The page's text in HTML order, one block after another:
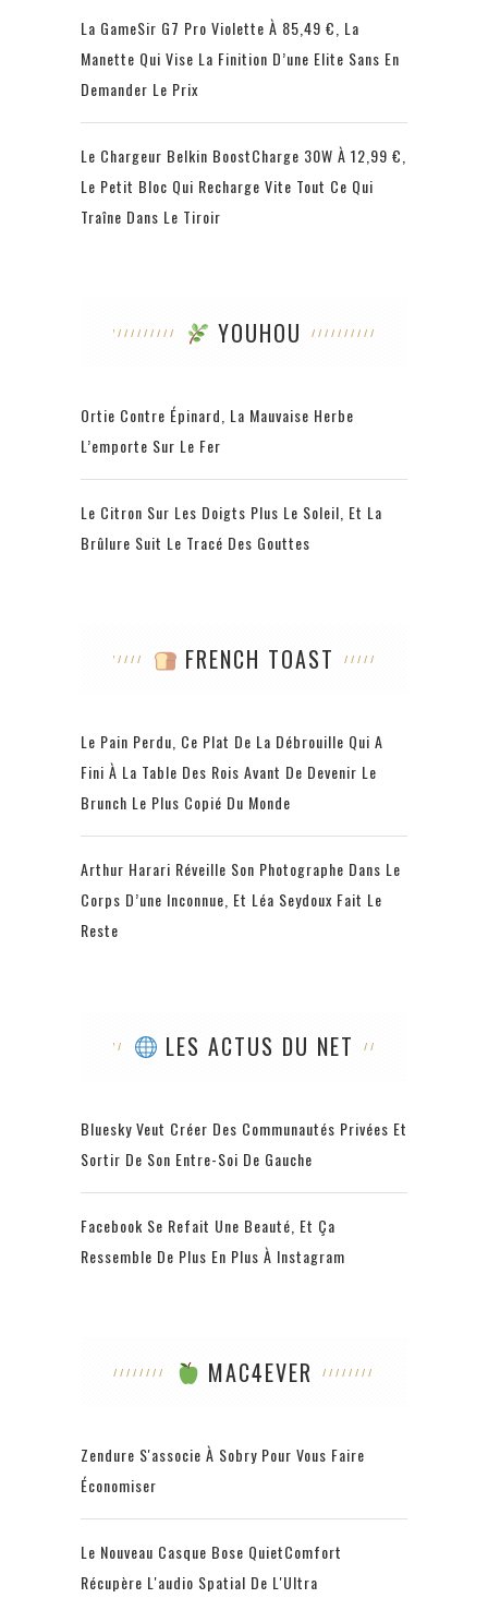
La GameSir G7 Pro Violette À 85,49 €, La
Manette Qui Vise La Finition D’une Elite Sans En
Demander Le Prix
Le Chargeur Belkin BoostCharge 30W À 12,99 €,
Le Petit Bloc Qui Recharge Vite Tout Ce Qui
Traîne Dans Le Tiroir
YOUHOU
Ortie Contre Épinard, La Mauvaise Herbe
L’emporte Sur Le Fer
Le Citron Sur Les Doigts Plus Le Soleil, Et La
Brûlure Suit Le Tracé Des Gouttes
FRENCH TOAST
Le Pain Perdu, Ce Plat De La Débrouille Qui A
Fini À La Table Des Rois Avant De Devenir Le
Brunch Le Plus Copié Du Monde
Arthur Harari Réveille Son Photographe Dans Le
Corps D’une Inconnue, Et Léa Seydoux Fait Le
Reste
LES ACTUS DU NET
Bluesky Veut Créer Des Communautés Privées Et
Sortir De Son Entre-Soi De Gauche
Facebook Se Refait Une Beauté, Et Ça
Ressemble De Plus En Plus À Instagram
MAC4EVER
Zendure S'associe À Sobry Pour Vous Faire
Économiser
Le Nouveau Casque Bose QuietComfort
Récupère L'audio Spatial De L'Ultra